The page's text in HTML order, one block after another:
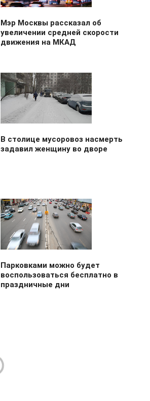
Мэр Москвы рассказал об
увеличении средней скорости
движения на МКАД
В столице мусоровоз насмерть
задавил женщину во дворе
Парковками можно будет
воспользоваться бесплатно в
праздничные дни